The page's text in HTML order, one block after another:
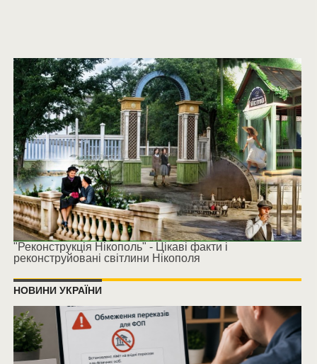
"Реконструкція Нікополь" - Цікаві факти і
реконструйовані світлини Нікополя
НОВИНИ УКРАЇНИ